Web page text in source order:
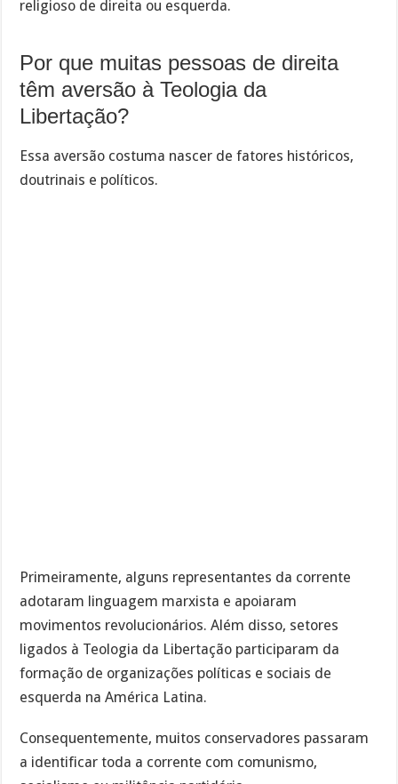
religioso de direita ou esquerda.
Por que muitas pessoas de direita
têm aversão à Teologia da
Libertação?
Essa aversão costuma nascer de fatores históricos,
doutrinais e políticos.
Primeiramente, alguns representantes da corrente
adotaram linguagem marxista e apoiaram
movimentos revolucionários. Além disso, setores
ligados à Teologia da Libertação participaram da
formação de organizações políticas e sociais de
esquerda na América Latina.
Consequentemente, muitos conservadores passaram
a identificar toda a corrente com comunismo,